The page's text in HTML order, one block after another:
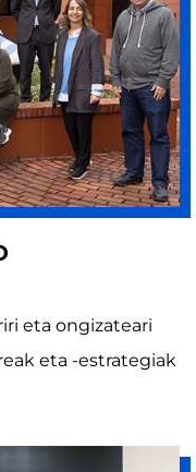
eta ongizateari
eta -estrategiak